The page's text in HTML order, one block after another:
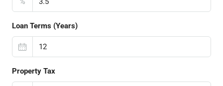
Loan Terms (Years)
Property Tax